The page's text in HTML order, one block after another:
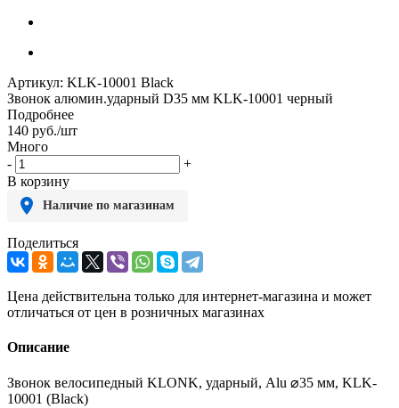
Артикул: KLK-10001 Black
Звонок алюмин.ударный D35 мм KLK-10001 черный
Подробнее
140 руб./шт
Много
-
+
В корзину
Наличие по магазинам
Поделиться
Цена действительна только для интернет-магазина и может
отличаться от цен в розничных магазинах
Описание
Звонок велосипедный KLONK, ударный, Alu ⌀35 мм, KLK-
10001 (Black)